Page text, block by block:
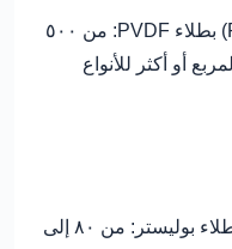
٥٠٠
أو أكثر للأنواع
٨٠ إلى